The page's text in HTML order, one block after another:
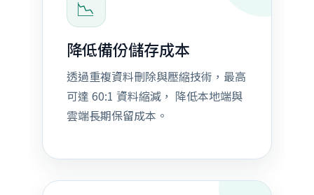
📉
降低備份儲存成本
透過重複資料刪除與壓縮技術，最高
可達 60:1 資料縮減， 降低本地端與
雲端長期保留成本。